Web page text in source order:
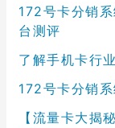
172号卡分销
台测评
了解手机卡行
172号卡分销
【流量卡大揭